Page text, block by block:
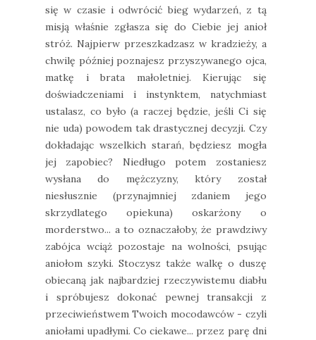
się w czasie i odwrócić bieg wydarzeń, z tą
misją właśnie zgłasza się do Ciebie jej anioł
stróż. Najpierw przeszkadzasz w kradzieży, a
chwilę później poznajesz przyszywanego ojca,
matkę i brata małoletniej. Kierując się
doświadczeniami i instynktem, natychmiast
ustalasz, co było (a raczej będzie, jeśli Ci się
nie uda) powodem tak drastycznej decyzji. Czy
dokładając wszelkich starań, będziesz mogła
jej zapobiec? Niedługo potem zostaniesz
wysłana do mężczyzny, który został
niesłusznie (przynajmniej zdaniem jego
skrzydlatego opiekuna) oskarżony o
morderstwo... a to oznaczałoby, że prawdziwy
zabójca wciąż pozostaje na wolności, psując
aniołom szyki. Stoczysz także walkę o duszę
obiecaną jak najbardziej rzeczywistemu diabłu
i spróbujesz dokonać pewnej transakcji z
przeciwieństwem Twoich mocodawców - czyli
aniołami upadłymi. Co ciekawe... przez parę dni